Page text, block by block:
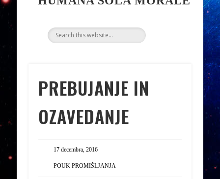
PREBUJANJE IN
OZAVEDANJE
17 decembra, 2016
POUK PROMIŠLJANJA